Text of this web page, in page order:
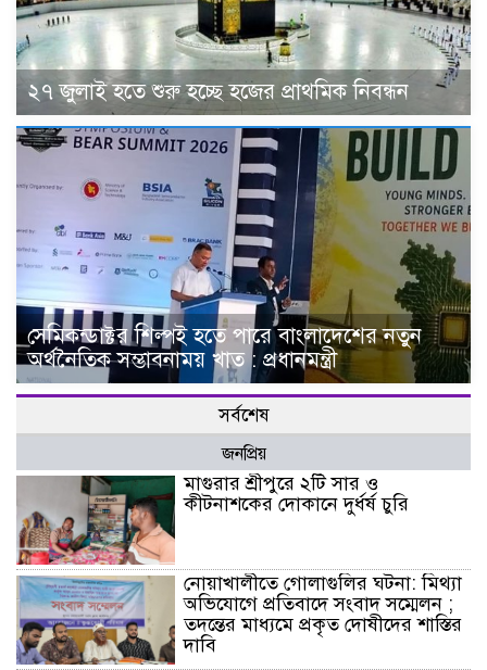
২৭ জুলাই হতে শুরু হচ্ছে হজের প্রাথমিক নিবন্ধন
সেমিকন্ডাক্টর শিল্পই হতে পারে বাংলাদেশের নতুন
অর্থনৈতিক সম্ভাবনাময় খাত : প্রধানমন্ত্রী
সর্বশেষ
জনপ্রিয়
মাগুরার শ্রীপুরে ২টি সার ও
কীটনাশকের দোকানে দুর্ধর্ষ চুরি
নোয়াখালীতে গোলাগুলির ঘটনা: মিথ্যা
অভিযোগে প্রতিবাদে সংবাদ সম্মেলন ;
তদন্তের মাধ্যমে প্রকৃত দোষীদের শাস্তির
দাবি